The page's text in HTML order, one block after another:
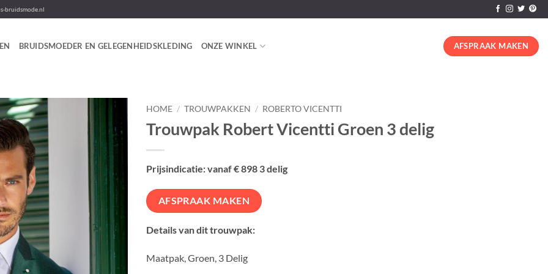
bruidsmode.nl
BRUIDSMOEDER EN GELEGENHEIDSKLEDING ONZE WINKEL AFSPRAAK MAKEN
HOME / TROUWPAKKEN / ROBERTO VICENTTI
Trouwpak Robert Vicentti Groen 3 delig
Prijsindicatie: vanaf € 898 3 delig
AFSPRAAK MAKEN
Details van dit trouwpak:
Maatpak, Groen, 3 Delig